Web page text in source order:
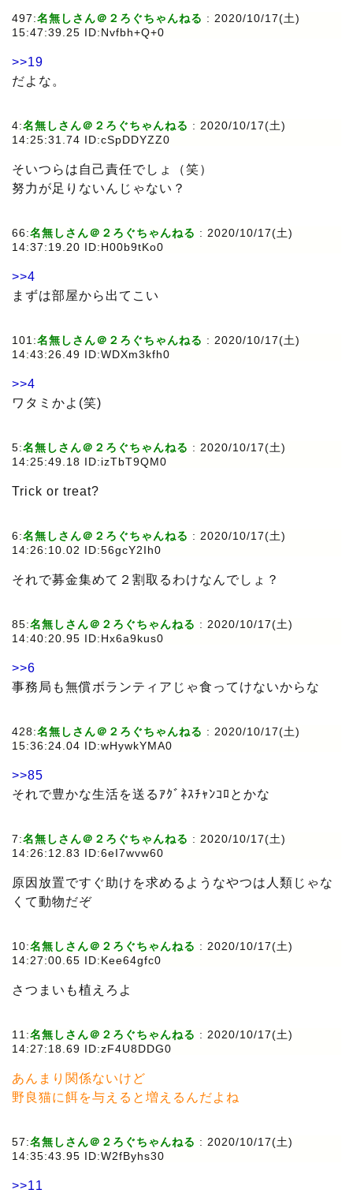
497:名無しさん＠２ろぐちゃんねる : 2020/10/17(土)
15:47:39.25 ID:Nvfbh+Q+0
>>19
だよな。
4:名無しさん＠２ろぐちゃんねる : 2020/10/17(土)
14:25:31.74 ID:cSpDDYZZ0
そいつらは自己責任でしょ（笑）
努力が足りないんじゃない？
66:名無しさん＠２ろぐちゃんねる : 2020/10/17(土)
14:37:19.20 ID:H00b9tKo0
>>4
まずは部屋から出てこい
101:名無しさん＠２ろぐちゃんねる : 2020/10/17(土)
14:43:26.49 ID:WDXm3kfh0
>>4
ワタミかよ(笑)
5:名無しさん＠２ろぐちゃんねる : 2020/10/17(土)
14:25:49.18 ID:izTbT9QM0
Trick or treat?
6:名無しさん＠２ろぐちゃんねる : 2020/10/17(土)
14:26:10.02 ID:56gcY2Ih0
それで募金集めて２割取るわけなんでしょ？
85:名無しさん＠２ろぐちゃんねる : 2020/10/17(土)
14:40:20.95 ID:Hx6a9kus0
>>6
事務局も無償ボランティアじゃ食ってけないからな
428:名無しさん＠２ろぐちゃんねる : 2020/10/17(土)
15:36:24.04 ID:wHywkYMA0
>>85
それで豊かな生活を送るｱｸﾞﾈｽﾁｬﾝｺﾛとかな
7:名無しさん＠２ろぐちゃんねる : 2020/10/17(土)
14:26:12.83 ID:6eI7wvw60
原因放置ですぐ助けを求めるようなやつは人類じゃな
くて動物だぞ
10:名無しさん＠２ろぐちゃんねる : 2020/10/17(土)
14:27:00.65 ID:Kee64gfc0
さつまいも植えろよ
11:名無しさん＠２ろぐちゃんねる : 2020/10/17(土)
14:27:18.69 ID:zF4U8DDG0
あんまり関係ないけど
野良猫に餌を与えると増えるんだよね
57:名無しさん＠２ろぐちゃんねる : 2020/10/17(土)
14:35:43.95 ID:W2fByhs30
>>11